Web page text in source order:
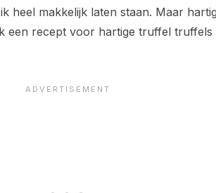
heel makkelijk laten staan. Maar
een recept voor hartige truffel truffels